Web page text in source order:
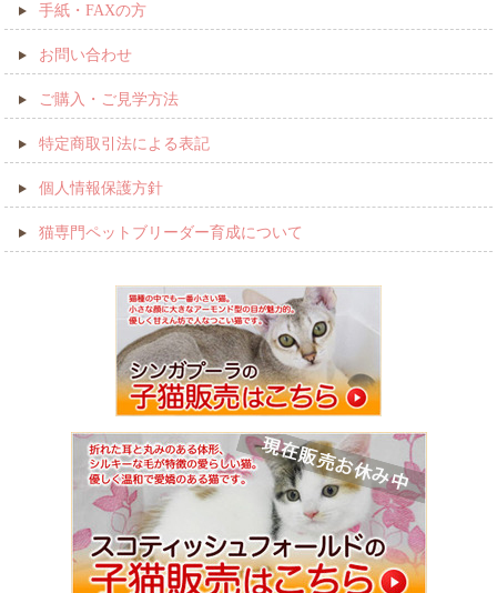
手紙・FAXの方
お問い合わせ
ご購入・ご見学方法
特定商取引法による表記
個人情報保護方針
猫専門ペットブリーダー育成について